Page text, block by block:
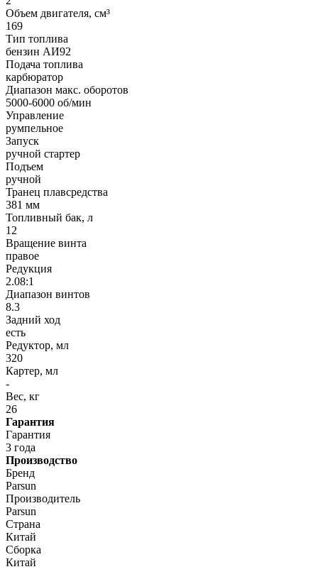
Объем двигателя, см³
169
Тип топлива
бензин АИ92
Подача топлива
карбюратор
Диапазон макс. оборотов
5000-6000 об/мин
Управление
румпельное
Запуск
ручной стартер
Подъем
ручной
Транец плавсредства
381 мм
Топливный бак, л
12
Вращение винта
правое
Редукция
2.08:1
Диапазон винтов
8.3
Задний ход
есть
Редуктор, мл
320
Картер, мл
-
Вес, кг
26
Гарантия
Гарантия
3 года
Производство
Бренд
Parsun
Производитель
Parsun
Страна
Китай
Сборка
Китай